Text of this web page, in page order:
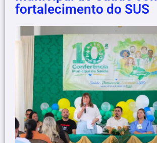
fortalecimento do SUS